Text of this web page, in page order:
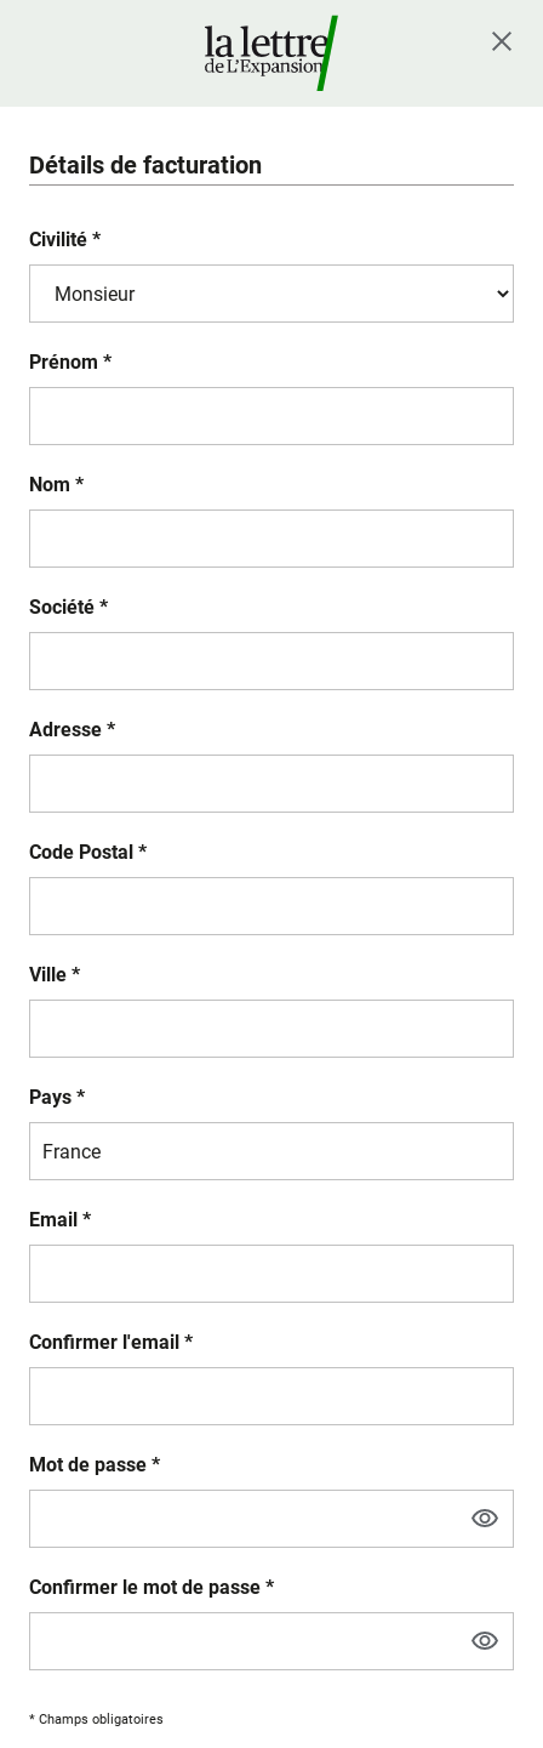
Détails de facturation
Civilité *
Prénom *
Nom *
Société *
Adresse *
Code Postal *
Ville *
Pays *
Email *
Confirmer l'email *
Mot de passe *
Confirmer le mot de passe *
* Champs obligatoires